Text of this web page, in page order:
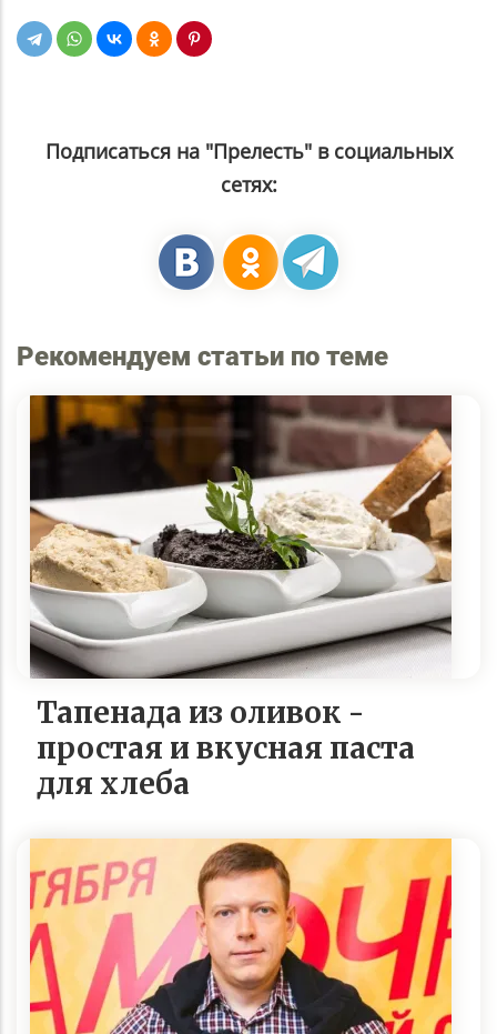
Подписаться на "Прелесть" в социальных
сетях:
Рекомендуем статьи по теме
Тапенада из оливок -
простая и вкусная паста
для хлеба